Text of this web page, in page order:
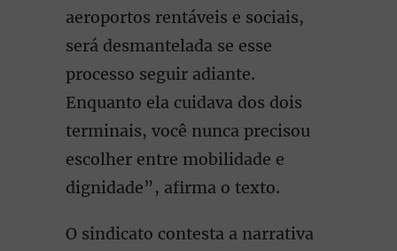
aeroportos rentáveis e sociais,
será desmantelada se esse
processo seguir adiante.
Enquanto ela cuidava dos dois
terminais, você nunca precisou
escolher entre mobilidade e
dignidade”, afirma o texto.
O sindicato contesta a narrativa